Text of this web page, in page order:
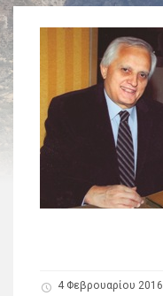
4 Φεβρουαρίου 2016